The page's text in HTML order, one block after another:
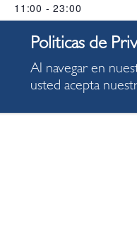
11:00 - 23:00
Alcaldia
Al navegar en
usted acepta